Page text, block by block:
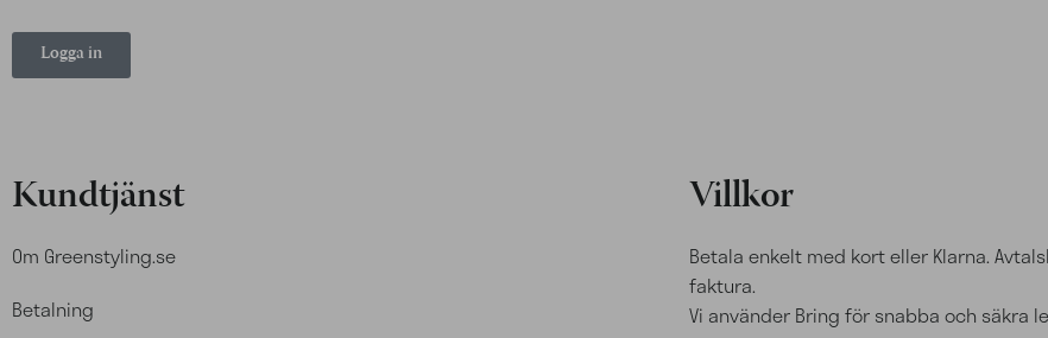
Logga in
Kundtjänst
Om Greenstyling.se
Betalning
Villkor
Betala enkelt med kort eller Klarna.
faktura.
Vi använder Bring för snabba och säkra